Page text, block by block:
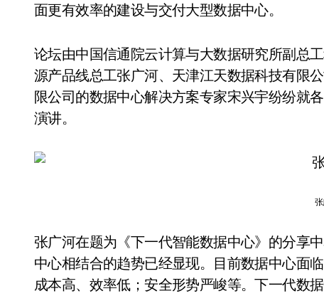
面更有效率的建设与交付大型数据中心。
论坛由中国信通院云计算与大数据研究所副总
源产品线总工张广河、天津江天数据科技有限
限公司的数据中心解决方案专家宋兴宇纷纷就
演讲。
张广河在题为《下一代智能数据中心》的分享
中心相结合的趋势已经显现。目前数据中心面
成本高、效率低；安全形势严峻等。下一代数